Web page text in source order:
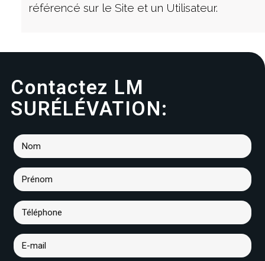
référencé sur le Site et un Utilisateur.
Contactez LM
SURÉLÉVATION: